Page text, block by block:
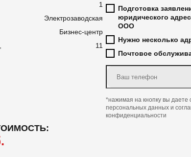
1
Электрозаводская
Бизнес-центр
11
Подготовка
юридического
ООО
Нужно несколько
Почтовое
*нажимая на кнопку вы даете
персональных данных и
конфиденциальности